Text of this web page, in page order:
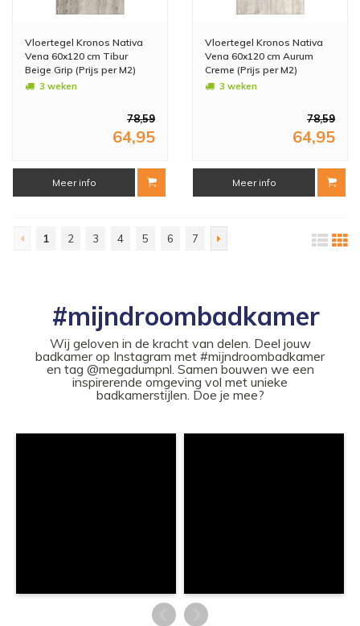
Vloertegel Kronos Nativa
Vena 60x120 cm Tibur
Beige Grip (Prijs per M2)
3 weken
78,59
64,95
Meer info
Vloertegel Kronos Nativa
Vena 60x120 cm Aurum
Creme (Prijs per M2)
3 weken
78,59
64,95
Meer info
1 2 3 4 5 6 7
#mijndroombadkamer
Wij geloven in de kracht van delen. Deel jouw
badkamer op Instagram met #mijndroombadkamer
en tag @megadumpnl. Samen bouwen we een
inspirerende omgeving vol met unieke
badkamerstijlen. Doe je mee?